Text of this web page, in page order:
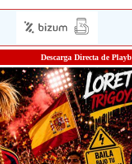
Descarga Directa de